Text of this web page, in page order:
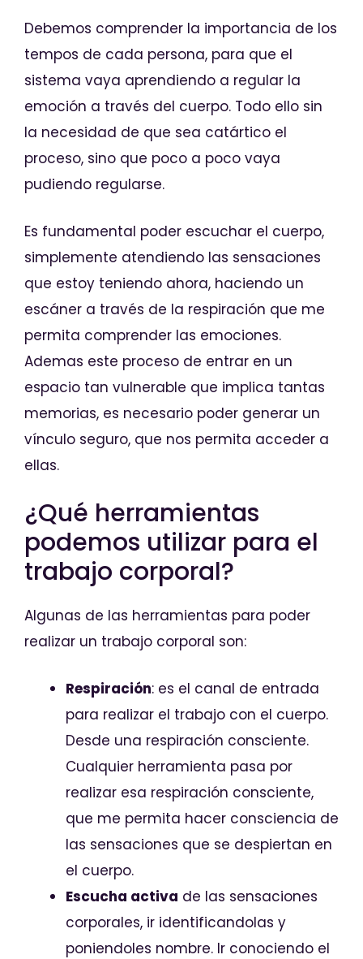
Debemos comprender la importancia de los
tempos de cada persona, para que el
sistema vaya aprendiendo a regular la
emoción a través del cuerpo. Todo ello sin
la necesidad de que sea catártico el
proceso, sino que poco a poco vaya
pudiendo regularse.
Es fundamental poder escuchar el cuerpo,
simplemente atendiendo las sensaciones
que estoy teniendo ahora, haciendo un
escáner a través de la respiración que me
permita comprender las emociones.
Ademas este proceso de entrar en un
espacio tan vulnerable que implica tantas
memorias, es necesario poder generar un
vínculo seguro, que nos permita acceder a
ellas.
¿Qué herramientas
podemos utilizar para el
trabajo corporal?
Algunas de las herramientas para poder
realizar un trabajo corporal son:
Respiración: es el canal de entrada
para realizar el trabajo con el cuerpo.
Desde una respiración consciente.
Cualquier herramienta pasa por
realizar esa respiración consciente,
que me permita hacer consciencia de
las sensaciones que se despiertan en
el cuerpo.
Escucha activa de las sensaciones
corporales, ir identificandolas y
poniendoles nombre. Ir conociendo el